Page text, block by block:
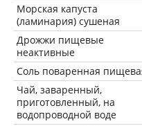
Морская капуста
(ламинария) сушеная
Дрожжи пищевые
неактивные
Соль поваренная
Чай, заваренный,
приготовленный, на
водопроводной воде